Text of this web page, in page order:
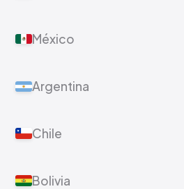
México
Argentina
Chile
Bolivia